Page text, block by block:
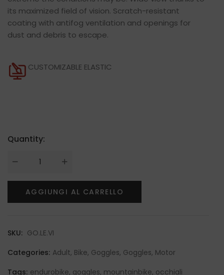
its maximized field of vision. Scratch-resistant
coating with antifog ventilation and openings for
dust and debris to escape.
CUSTOMIZABLE ELASTIC
Quantity:
AGGIUNGI AL CARRELLO
SKU: GO.LE.VI
Categories: Adult, Bike, Goggles, Goggles, Motor
Tags: endurobike, goggles, mountainbike, occhiali